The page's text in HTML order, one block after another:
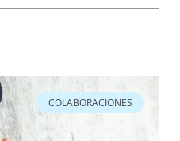
COLABORACIONES